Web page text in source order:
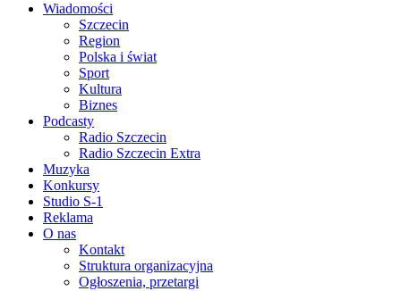
Wiadomości
Szczecin
Region
Polska i świat
Sport
Kultura
Biznes
Podcasty
Radio Szczecin
Radio Szczecin Extra
Muzyka
Konkursy
Studio S-1
Reklama
O nas
Kontakt
Struktura organizacyjna
Ogłoszenia, przetargi